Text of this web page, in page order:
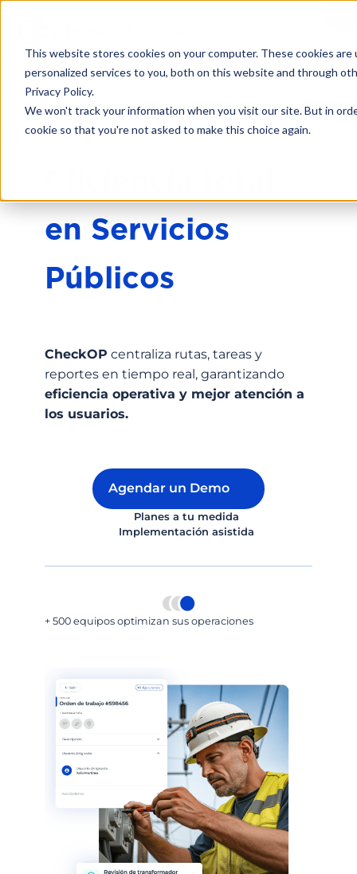
This website stores cookies on your computer. These cookies
personalized services to you, both on this website and through
Privacy Policy.
We won't track your information when you visit our site. But in
cookie so that you're not asked to make this choice again.
en Servicios
Públicos
CheckOP centraliza rutas, tareas y
reportes en tiempo real, garantizando
eficiencia operativa y mejor atención a
los usuarios.
Agendar un Demo
Planes a tu medida
Implementación asistida
+ 500 equipos optimizan sus operaciones